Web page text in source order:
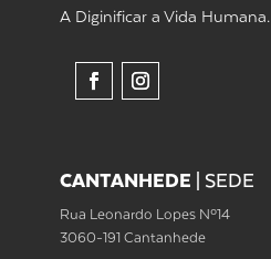
A Diginificar a Vida Humana.
CANTANHEDE | SEDE
Rua Leonardo Lopes Nº14
3060-191 Cantanhede